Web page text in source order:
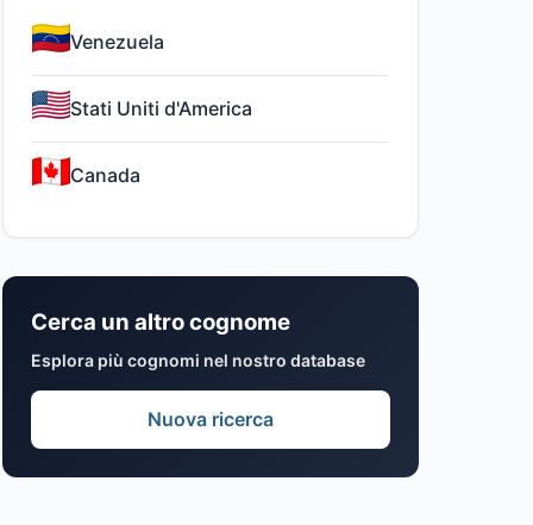
Venezuela
Stati Uniti d'America
Canada
Cerca un altro cognome
Esplora più cognomi nel nostro database
Nuova ricerca